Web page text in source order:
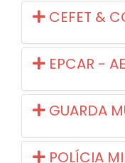
CEFET &
EPCAR -
GUARDA
POLÍCIA